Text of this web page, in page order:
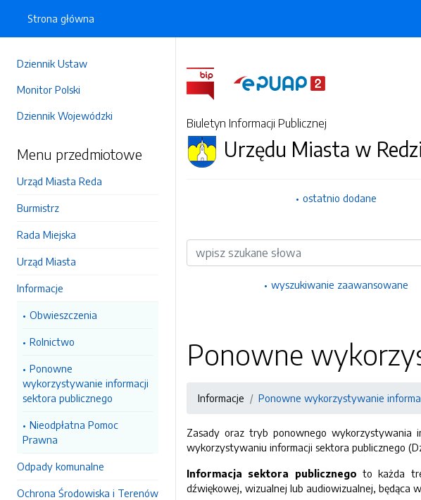
Dziennik Ustaw
Monitor Polski
Dziennik Wojewódzki
Menu przedmiotowe
Urząd Miasta Reda
Burmistrz
Rada Miejska
Urząd Miasta
Informacje
Obwieszczenia
Rolnictwo
Ponowne
wykorzystywanie informacji
sektora publicznego
Nieodpłatna Pomoc
Prawna
Odpady komunalne
Ochrona Środowiska i Terenów
Strona główna
Biuletyn Informacji Publicznej
Urzędu Miasta w
ostatnio dodane
Wyszukiwarka
wyszukiwanie zaawansowane
Ponowne
Informacje Ponowne wykorzystywanie
Zasady oraz tryb ponownego wykorzystywania
wykorzystywaniu informacji sektora publicznego
Informacja sektora publicznego to każda
dźwiękowej, wizualnej lub audiowizualnej, będąca